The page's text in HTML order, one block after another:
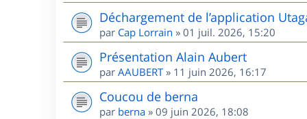
Déchargement de l’application
par Cap Lorrain » 01 juil. 2026, 15:20
Présentation Alain Aubert
par AAUBERT» 11 juin 2026, 16:17
Coucou de berna
par berna » 09 juin 2026, 18:08